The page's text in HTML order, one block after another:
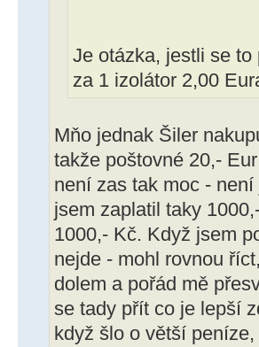
Je otázka, jestli se
za 1 izolátor 2,00
Mňo jednak Šiler
takže poštovné 20,-
není zas tak moc -
jsem zaplatil taky
1000,- Kč. Když jsem
nejde - mohl rovnou
dolem a pořád mě
se tady přít co je lepší
když šlo o větší